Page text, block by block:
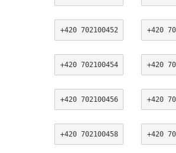
+420 702100452 +420
+420 702100454 +420
+420 702100456 +420
+420 702100458 +420